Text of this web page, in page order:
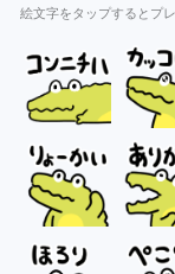
絵文字をタップするとプ